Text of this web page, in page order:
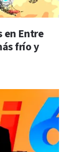
en Entre
frío y